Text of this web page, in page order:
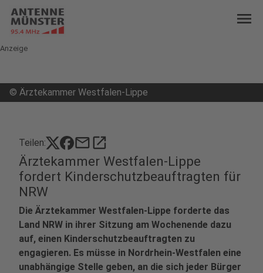
menu
Anzeige
© Ärztekammer Westfalen-Lippe
Teilen: mailopen_in_new
Ärztekammer Westfalen-Lippe
fordert Kinderschutzbeauftragten für
NRW
Die Ärztekammer Westfalen-Lippe forderte das
Land NRW in ihrer Sitzung am Wochenende dazu
auf, einen Kinderschutzbeauftragten zu
engagieren. Es müsse in Nordrhein-Westfalen eine
unabhängige Stelle geben, an die sich jeder Bürger